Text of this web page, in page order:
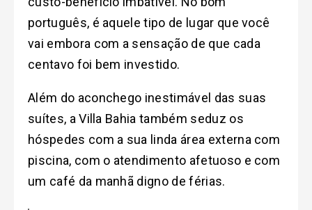
português, é aquele tipo de lugar que você
vai embora com a sensação de que cada
centavo foi bem investido.
Além do aconchego inestimável das suas
suítes, a Villa Bahia também seduz os
hóspedes com a sua linda área externa com
piscina, com o atendimento afetuoso e com
um café da manhã digno de férias.